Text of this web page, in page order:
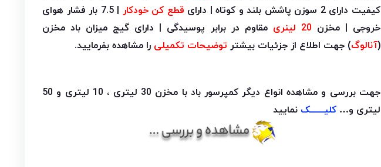
کیفیت دارای 2 سوزن پاشش بلند و کوتاه | دارای
قطع کن خودکار
| 7.5 بار فشار هوای
خروجی | مخزن 20 لینری
مقاوم در برابر پوسیدگی | دارای گیج میزان باد مخزن
(آنالوگ) جهت اطلاع از جزئیات بیشتر توضیحات تکمیلی را مشاهده بفرمایید.
جهت بررسی و مشاهده انواع دیگر کمپرسور باد با مخزن 30 لیتری ، 10 لیتری و 50
لیتری و… کلیــــــک نمایید